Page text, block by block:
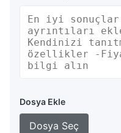
Dosya Ekle
Dosya Seç